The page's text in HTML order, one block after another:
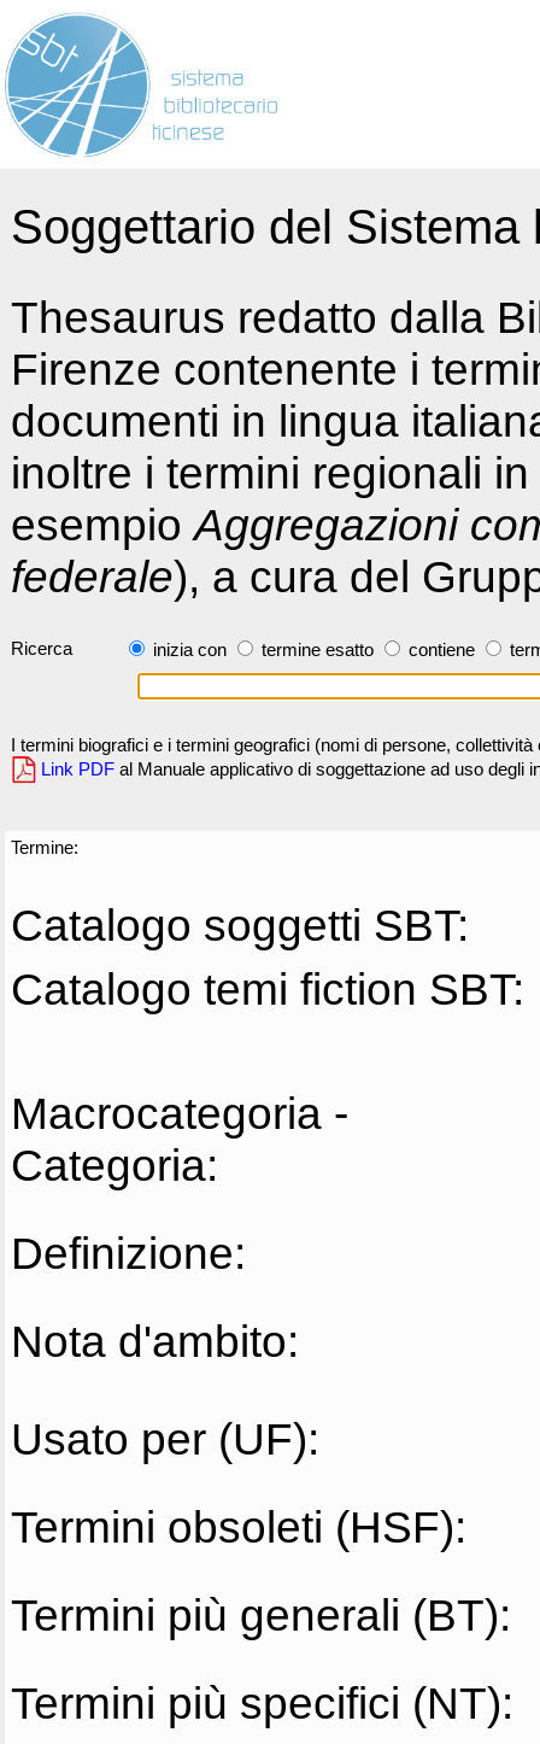
Soggettario del
Thesaurus redatto dalla
Firenze contenente i
documenti in lingua
inoltre i termini regionali
esempioAggregazioni
federale), a cura del
Ricerca inizia con termine esatto contiene
I termini biografici e i termini geografici (nomi di persone,
Link PDF al Manuale applicativo di soggettazione ad uso degli
Termine:
Catalogo soggetti SBT:
Catalogo temi fiction SBT:
Macrocategoria -
Categoria:
Definizione:
Nota d'ambito:
Usato per (UF):
Termini obsoleti (HSF):
Termini più generali (BT):
Termini più specifici (NT):